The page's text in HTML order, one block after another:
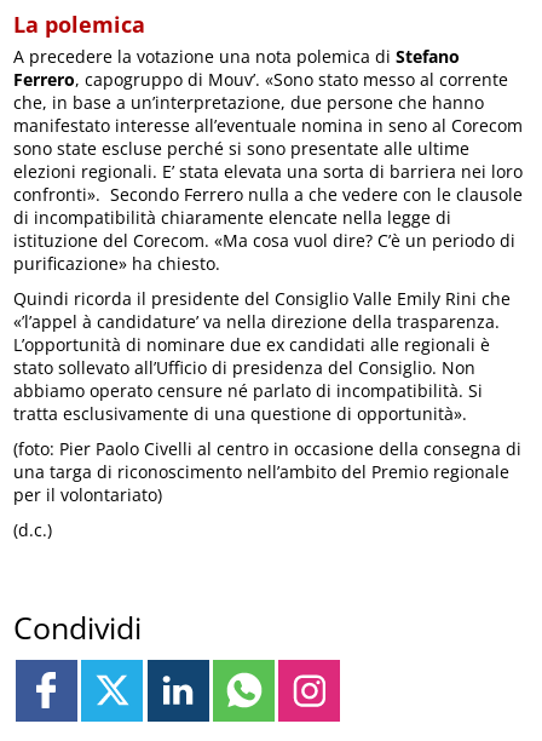
La polemica
A precedere la votazione una nota polemica di Stefano
Ferrero, capogruppo di Mouv’. «Sono stato messo al corrente
che, in base a un’interpretazione, due persone che hanno
manifestato interesse all’eventuale nomina in seno al Corecom
sono state escluse perché si sono presentate alle ultime
elezioni regionali. E’ stata elevata una sorta di barriera nei loro
confronti». Secondo Ferrero nulla a che vedere con le clausole
di incompatibilità chiaramente elencate nella legge di
istituzione del Corecom. «Ma cosa vuol dire? C’è un periodo di
purificazione» ha chiesto.
Quindi ricorda il presidente del Consiglio Valle Emily Rini che
«’l’appel à candidature’ va nella direzione della trasparenza.
L’opportunità di nominare due ex candidati alle regionali è
stato sollevato all’Ufficio di presidenza del Consiglio. Non
abbiamo operato censure né parlato di incompatibilità. Si
tratta esclusivamente di una questione di opportunità».
(foto: Pier Paolo Civelli al centro in occasione della consegna di
una targa di riconoscimento nell’ambito del Premio regionale
per il volontariato)
(d.c.)
Condividi